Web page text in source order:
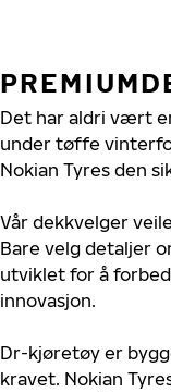
Det har aldri vært
under tøffe
Nokian Tyres den
Vår dekkvelger
Bare velg detaljer
utviklet for å
innovasjon.
Dr-kjøretøy er
kravet. Nokian